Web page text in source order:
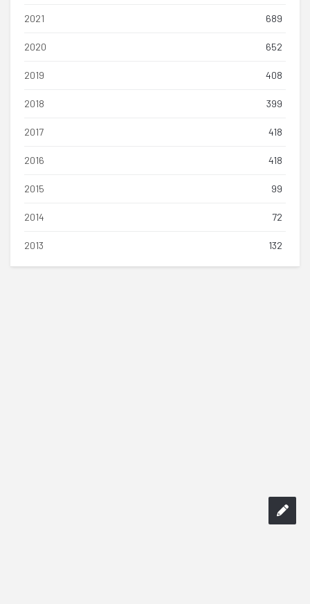
2021 689
2020 652
2019 408
2018 399
2017 418
2016 418
2015 99
2014 72
2013 132